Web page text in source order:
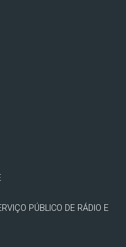
PÚBLICO DE RÁDIO E